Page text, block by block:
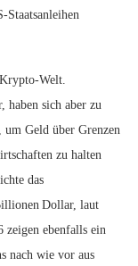
haben sich aber zu
Geld über Grenzen
zu halten
das
Dollar, laut
zeigen ebenfalls ein
nach wie vor aus